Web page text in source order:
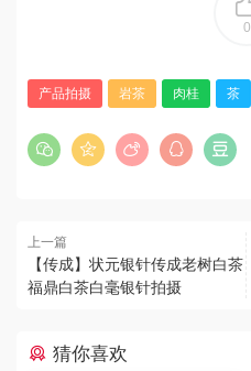
0
产品拍摄 岩茶 肉桂 茶
上一篇
【传成】状元银针传成老树白茶
福鼎白茶白毫银针拍摄
猜你喜欢